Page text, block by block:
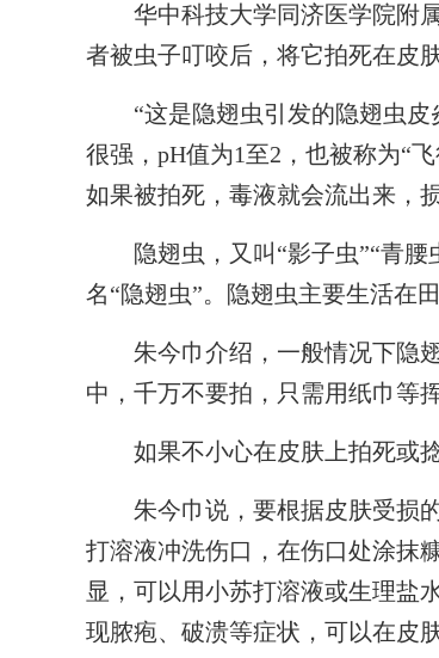
华中科技大学同济医学院附属
者被虫子叮咬后，将它拍死在皮
“这是隐翅虫引发的隐翅虫皮
很强，pH值为1至2，也被称为“
如果被拍死，毒液就会流出来，
隐翅虫，又叫“影子虫”“青腰
名“隐翅虫”。隐翅虫主要生活在
朱今巾介绍，一般情况下隐翅
中，千万不要拍，只需用纸巾等
如果不小心在皮肤上拍死或捻
朱今巾说，要根据皮肤受损的
打溶液冲洗伤口，在伤口处涂抹
显，可以用小苏打溶液或生理盐
现脓疱、破溃等症状，可以在皮